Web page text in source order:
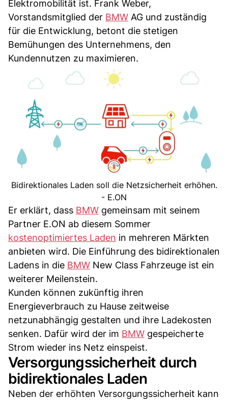
Elektromobilität ist. Frank Weber,
Vorstandsmitglied der BMW AG und zuständig
für die Entwicklung, betont die stetigen
Bemühungen des Unternehmens, den
Kundennutzen zu maximieren.
Bidirektionales Laden soll die Netzsicherheit erhöhen.
- E.ON
Er erklärt, dass BMW gemeinsam mit seinem
Partner E.ON ab diesem Sommer
kostenoptimiertes Laden in mehreren Märkten
anbieten wird. Die Einführung des bidirektionalen
Ladens in die BMW New Class Fahrzeuge ist ein
weiterer Meilenstein.
Kunden können zukünftig ihren
Energieverbrauch zu Hause zeitweise
netzunabhängig gestalten und ihre Ladekosten
senken. Dafür wird der im BMW gespeicherte
Strom wieder ins Netz einspeist.
Versorgungssicherheit durch
bidirektionales Laden
Neben der erhöhten Versorgungssicherheit kann